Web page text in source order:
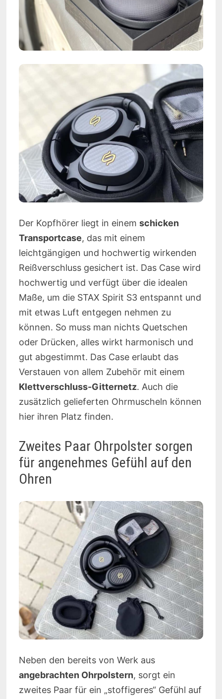
Der Kopfhörer liegt in einem schicken
Transportcase, das mit einem
leichtgängigen und hochwertig wirkenden
Reißverschluss gesichert ist. Das Case wird
hochwertig und verfügt über die idealen
Maße, um die STAX Spirit S3 entspannt und
mit etwas Luft entgegen nehmen zu
können. So muss man nichts Quetschen
oder Drücken, alles wirkt harmonisch und
gut abgestimmt. Das Case erlaubt das
Verstauen von allem Zubehör mit einem
Klettverschluss-Gitternetz. Auch die
zusätzlich gelieferten Ohrmuscheln können
hier ihren Platz finden.
Zweites Paar Ohrpolster sorgen
für angenehmes Gefühl auf den
Ohren
Neben den bereits von Werk aus
angebrachten Ohrpolstern, sorgt ein
zweites Paar für ein „stoffigeres“ Gefühl auf